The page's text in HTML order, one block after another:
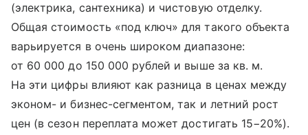
(электрика, сантехника) и чистовую отделку.
Общая стоимость «под ключ» для такого объекта
варьируется в очень широком диапазоне:
от 60 000 до 150 000 рублей и выше за кв. м.
На эти цифры влияют как разница в ценах между
эконом- и бизнес-сегментом, так и летний рост
цен (в сезон переплата может достигать 15−20%).